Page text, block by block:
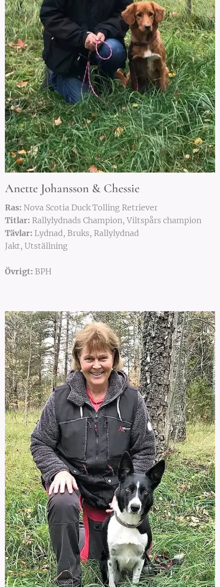
Anette Johansson & Chessie
Ras: Nova Scotia Duck Tolling Retriever
Titlar: Rallylydnads Champion, Viltspårs champion
Tävlar: Lydnad, Bruks, Rallylydnad
Jakt, Utställning
Övrigt: BPH